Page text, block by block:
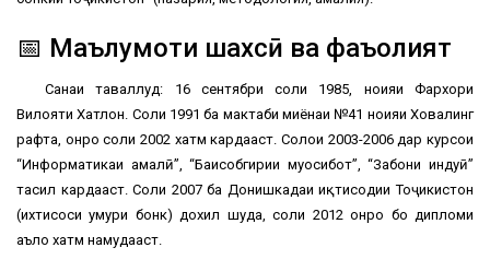
📅 Маълумоти шахсӣ ва фаъолият
Санаи таваллуд: 16 сентябри соли 1985, ноҳияи Фархори
Вилояти Хатлон. Соли 1991 ба мактаби миёнаи №41 ноҳияи Ховалинг
рафта, онро соли 2002 хатм кардааст. Солҳои 2003-2006 дар курсҳои
“Информатикаи амалӣ”, “Баҳисобгирии муҳосибот”, “Забони ҳиндуӣ”
таҳсил кардааст. Соли 2007 ба Донишкадаи иқтисодии Тоҷикистон
(ихтисоси умури бонк) дохил шуда, соли 2012 онро бо дипломи
аъло хатм намудааст.